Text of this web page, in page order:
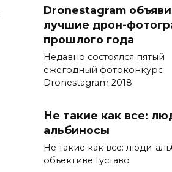
Dronestagram
лучшие дрон-
прошлого года
Недавно состоялся пятый
ежегодный фотоконкурс
Dronestagram 2018
Не такие как все:
альбиносы
Не такие как все: люди-
объективе Густаво